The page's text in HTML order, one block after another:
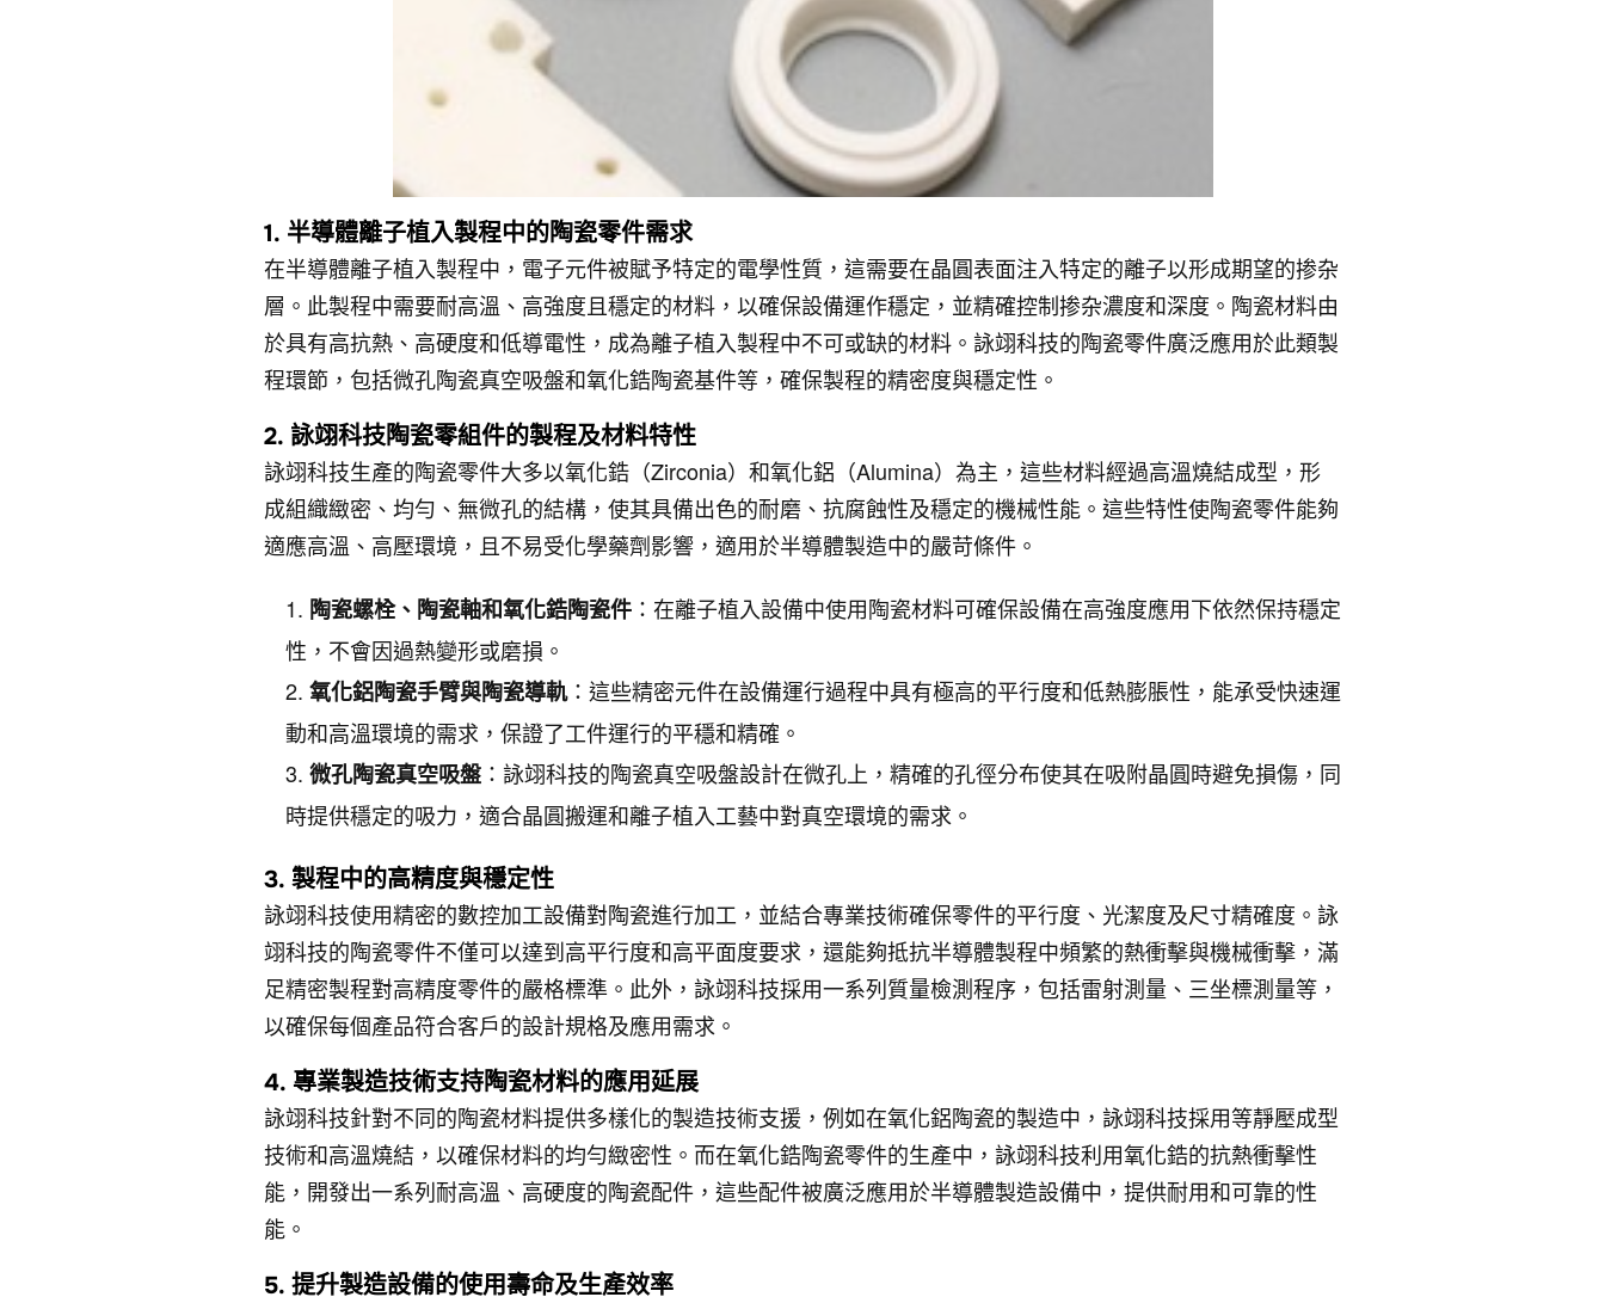
1. 半導體離子植入製程中的陶瓷零件需求
在半導體離子植入製程中，電子元件被賦予特定的電學性質，這需要在晶圓表面注入特定的離子以形成期望的掺杂
層。此製程中需要耐高溫、高強度且穩定的材料，以確保設備運作穩定，並精確控制掺杂濃度和深度。陶瓷材料由
於具有高抗熱、高硬度和低導電性，成為離子植入製程中不可或缺的材料。詠翊科技的陶瓷零件廣泛應用於此類製
程環節，包括微孔陶瓷真空吸盤和氧化鋯陶瓷基件等，確保製程的精密度與穩定性。
2. 詠翊科技陶瓷零組件的製程及材料特性
詠翊科技生產的陶瓷零件大多以氧化鋯（Zirconia）和氧化鋁（Alumina）為主，這些材料經過高溫燒結成型，形
成組織緻密、均勻、無微孔的結構，使其具備出色的耐磨、抗腐蝕性及穩定的機械性能。這些特性使陶瓷零件能夠
適應高溫、高壓環境，且不易受化學藥劑影響，適用於半導體製造中的嚴苛條件。
陶瓷螺栓、陶瓷軸和氧化鋯陶瓷件：在離子植入設備中使用陶瓷材料可確保設備在高強度應用下依然保持穩定
性，不會因過熱變形或磨損。
氧化鋁陶瓷手臂與陶瓷導軌：這些精密元件在設備運行過程中具有極高的平行度和低熱膨脹性，能承受快速運
動和高溫環境的需求，保證了工件運行的平穩和精確。
微孔陶瓷真空吸盤：詠翊科技的陶瓷真空吸盤設計在微孔上，精確的孔徑分布使其在吸附晶圓時避免損傷，同
時提供穩定的吸力，適合晶圓搬運和離子植入工藝中對真空環境的需求。
3. 製程中的高精度與穩定性
詠翊科技使用精密的數控加工設備對陶瓷進行加工，並結合專業技術確保零件的平行度、光潔度及尺寸精確度。詠
翊科技的陶瓷零件不僅可以達到高平行度和高平面度要求，還能夠抵抗半導體製程中頻繁的熱衝擊與機械衝擊，滿
足精密製程對高精度零件的嚴格標準。此外，詠翊科技採用一系列質量檢測程序，包括雷射測量、三坐標測量等，
以確保每個產品符合客戶的設計規格及應用需求。
4. 專業製造技術支持陶瓷材料的應用延展
詠翊科技針對不同的陶瓷材料提供多樣化的製造技術支援，例如在氧化鋁陶瓷的製造中，詠翊科技採用等靜壓成型
技術和高溫燒結，以確保材料的均勻緻密性。而在氧化鋯陶瓷零件的生產中，詠翊科技利用氧化鋯的抗熱衝擊性
能，開發出一系列耐高溫、高硬度的陶瓷配件，這些配件被廣泛應用於半導體製造設備中，提供耐用和可靠的性
能。
5. 提升製造設備的使用壽命及生產效率